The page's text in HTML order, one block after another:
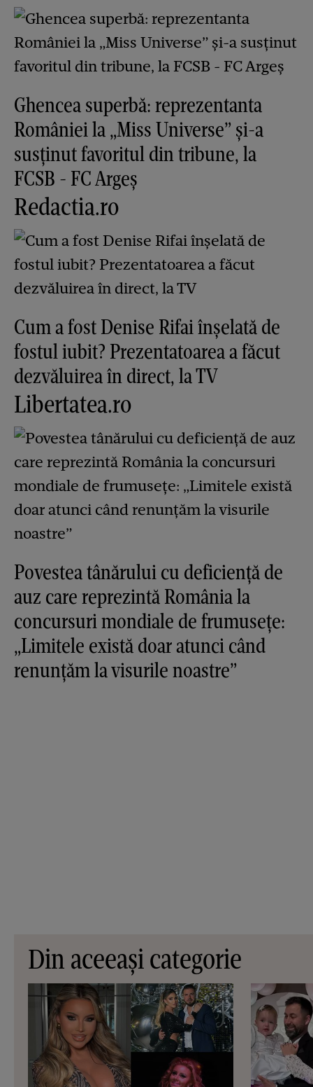
Ghencea superbă: reprezentanta
României la „Miss Universe” și-a
susținut favoritul din tribune, la
FCSB - FC Argeș
Redactia.ro
Cum a fost Denise Rifai înșelată de
fostul iubit? Prezentatoarea a făcut
dezvăluirea în direct, la TV
Libertatea.ro
Povestea tânărului cu deficiență de
auz care reprezintă România la
concursuri mondiale de frumusețe:
„Limitele există doar atunci când
renunțăm la visurile noastre”
Din aceeași categorie